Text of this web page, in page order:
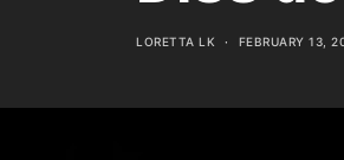
LORETTA LK FEBRUARY 13,